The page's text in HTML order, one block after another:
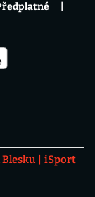
iSport